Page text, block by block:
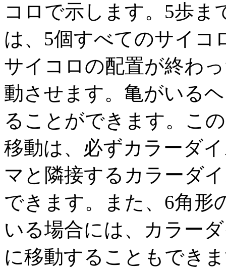
コロで示します。5歩ま
は、5個すべてのサイコ
サイコロの配置が終わ
動させます。亀がいる
ることができます。こ
移動は、必ずカラーダ
マと隣接するカラーダ
できます。また、6角形
いる場合には、カラー
に移動することもでき